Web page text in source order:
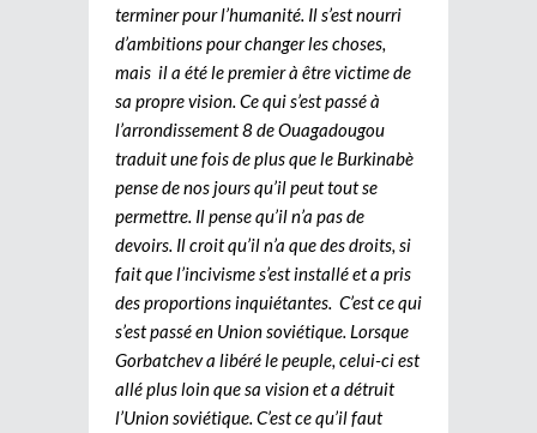
terminer pour l’humanité. Il s’est nourri
d’ambitions pour changer les choses,
mais il a été le premier à être victime de
sa propre vision. Ce qui s’est passé à
l’arrondissement 8 de Ouagadougou
traduit une fois de plus que le Burkinabè
pense de nos jours qu’il peut tout se
permettre. Il pense qu’il n’a pas de
devoirs. Il croit qu’il n’a que des droits, si
fait que l’incivisme s’est installé et a pris
des proportions inquiétantes. C’est ce qui
s’est passé en Union soviétique. Lorsque
Gorbatchev a libéré le peuple, celui-ci est
allé plus loin que sa vision et a détruit
l’Union soviétique. C’est ce qu’il faut